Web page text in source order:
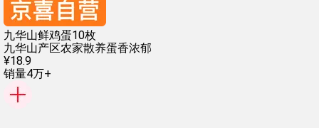
九华山鲜鸡蛋10枚
九华山产区农家散养蛋香浓郁
¥18.9
销量4万+